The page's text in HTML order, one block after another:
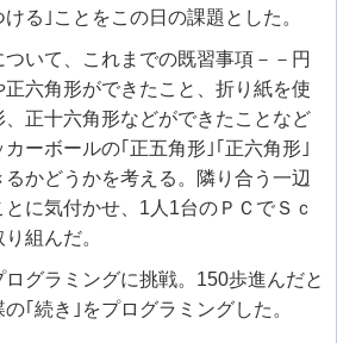
る｣ことをこの日の課題とした。
いて、これまでの既習事項－－円
六角形ができたこと、折り紙を使
正十六角形などができたことなど
ーボールの｢正五角形｣｢正六角形｣
かどうかを考える。隣り合う一辺
に気付かせ、1人1台のＰＣでＳｃ
組んだ。
ログラミングに挑戦。150歩進んだと
｢続き｣をプログラミングした。